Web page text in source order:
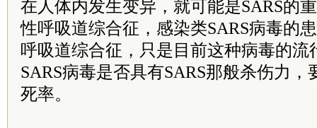
在人体内发生变异，就可能是SARS的
性呼吸道综合征，感染类SARS病毒的
呼吸道综合征，只是目前这种病毒的流
SARS病毒是否具有SARS那般杀伤力
死率。